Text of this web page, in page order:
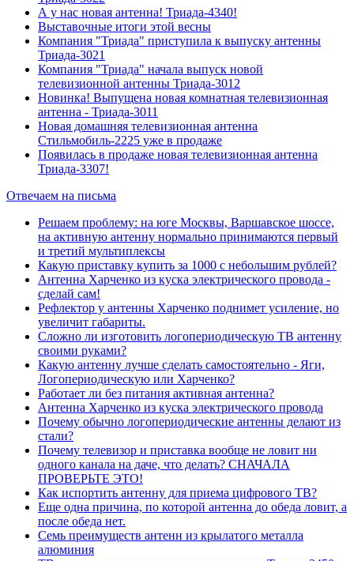
А у нас новая антенна! Триада-4340!
Выставочные итоги этой весны
Компания "Триада" приступила к выпуску антенны
Триада-3021
Компания "Триада" начала выпуск новой
телевизионной антенны Триада-3012
Новинка! Выпущена новая комнатная телевизионная
антенна - Триада-3011
Новая домашняя телевизионная антенна
Стильмобиль-2225 уже в продаже
Появилась в продаже новая телевизионная антенна
Триада-3307!
Отвечаем на письма
Решаем проблему: на юге Москвы, Варшавское шоссе,
на активную антенну нормально принимаются первый
и третий мультиплексы
Какую приставку купить за 1000 с небольшим рублей?
Антенна Харченко из куска электрического провода -
сделай сам!
Рефлектор у антенны Харченко поднимет усиление, но
увеличит габариты.
Сложно ли изготовить логопериодическую ТВ антенну
своими руками?
Какую антенну лучше сделать самостоятельно - Яги,
Логопериодическую или Харченко?
Работает ли без питания активная антенна?
Антенна Харченко из куска электрического провода
Почему обычно логопериодические антенны делают из
стали?
Почему телевизор и приставка вообще не ловит ни
одного канала на даче, что делать? СНАЧАЛА
ПРОВЕРЬТЕ ЭТО!
Как испортить антенну для приема цифрового ТВ?
Еще одна причина, по которой антенна до обеда ловит, а
после обеда нет.
Семь преимуществ антенн из крылатого металла
алюминия